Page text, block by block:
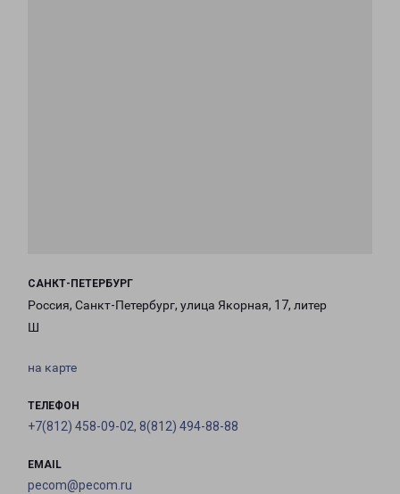
САНКТ-ПЕТЕРБУРГ
Россия, Санкт-Петербург, улица Якорная, 17, литер
Ш
на карте
ТЕЛЕФОН
+7(812) 458-09-02, 8(812) 494-88-88
EMAIL
pecom@pecom.ru